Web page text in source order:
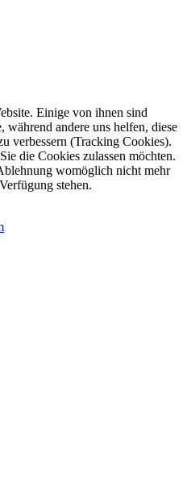
Einige von ihnen sind
während andere uns helfen, diese
verbessern (Tracking Cookies).
die Cookies zulassen möchten.
womöglich nicht mehr
stehen.